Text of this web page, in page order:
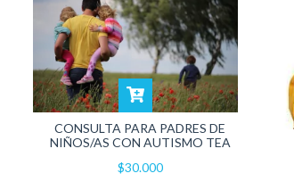
CONSULTA PARA PADRES DE
NIÑOS/AS CON AUTISMO TEA
$30.000